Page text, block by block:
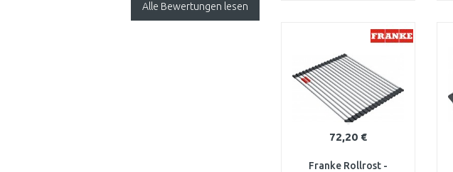
72,20 €
Franke Rollrost -
Alle Bewertungen lesen